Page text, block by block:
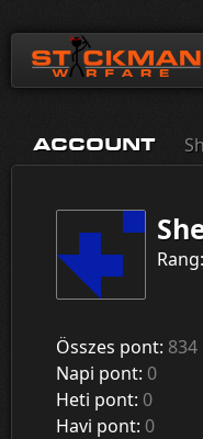
ACCOUNT
Rang:
Összes pont: 834
Napi pont: 0
Heti pont: 0
Havi pont: 0